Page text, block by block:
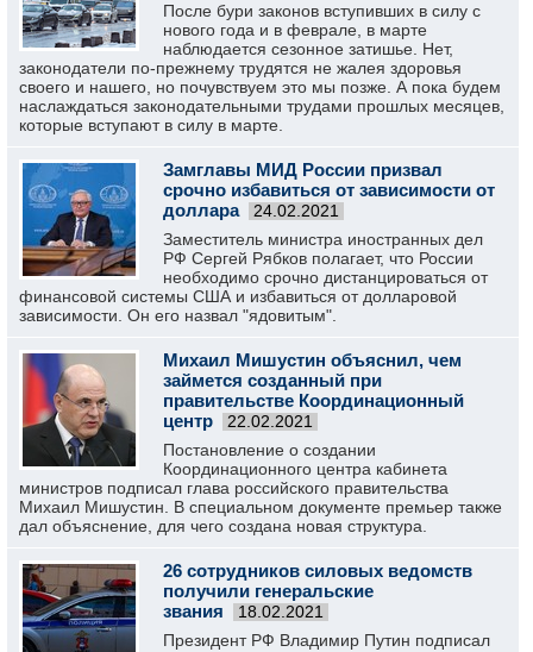
После бури законов вступивших в силу с
нового года и в феврале, в марте
наблюдается сезонное затишье. Нет,
законодатели по-прежнему трудятся не жалея здоровья
своего и нашего, но почувствуем это мы позже. А пока будем
наслаждаться законодательными трудами прошлых месяцев,
которые вступают в силу в марте.
Замглавы МИД России призвал
срочно избавиться от зависимости от
доллара
24.02.2021
Заместитель министра иностранных дел
РФ Сергей Рябков полагает, что России
необходимо срочно дистанцироваться от
финансовой системы США и избавиться от долларовой
зависимости. Он его назвал "ядовитым".
Михаил Мишустин объяснил, чем
займется созданный при
правительстве Координационный
центр
22.02.2021
Постановление о создании
Координационного центра кабинета
министров подписал глава российского правительства
Михаил Мишустин. В специальном документе премьер также
дал объяснение, для чего создана новая структура.
26 сотрудников силовых ведомств
получили генеральские
звания
18.02.2021
Президент РФ Владимир Путин подписал